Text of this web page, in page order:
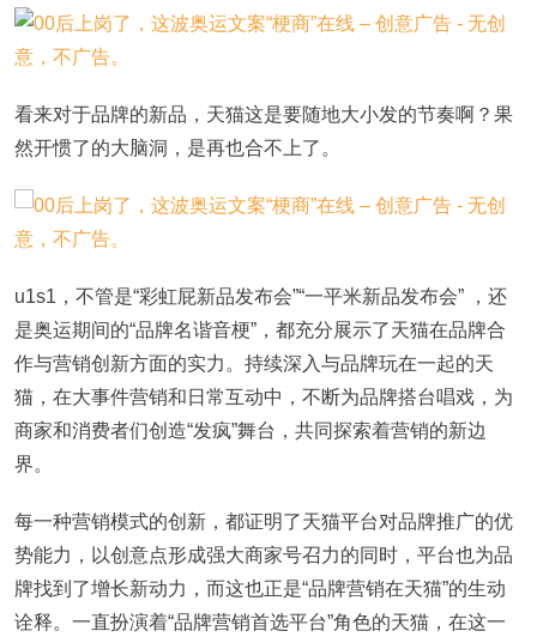
看来对于品牌的新品，天猫这是要随地大小发的节奏啊？果
然开惯了的大脑洞，是再也合不上了。
u1s1，不管是“彩虹屁新品发布会”“一平米新品发布会” ，还
是奥运期间的“品牌名谐音梗”，都充分展示了天猫在品牌合
作与营销创新方面的实力。持续深入与品牌玩在一起的天
猫，在大事件营销和日常互动中，不断为品牌搭台唱戏，为
商家和消费者们创造“发疯”舞台，共同探索着营销的新边
界。
每一种营销模式的创新，都证明了天猫平台对品牌推广的优
势能力，以创意点形成强大商家号召力的同时，平台也为品
牌找到了增长新动力，而这也正是“品牌营销在天猫”的生动
诠释。一直扮演着“品牌营销首选平台”角色的天猫，在这一